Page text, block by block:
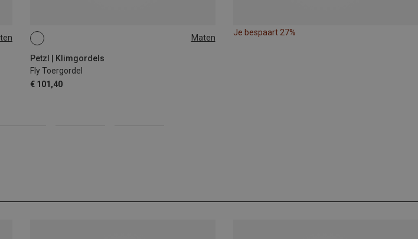
Maten
Petzl | Klimgordels
Fly Toergordel
€ 101,40
M | 76-86CM
Je bespaart 27%